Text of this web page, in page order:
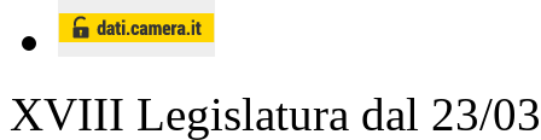
XVIII Legislatura dal 23/